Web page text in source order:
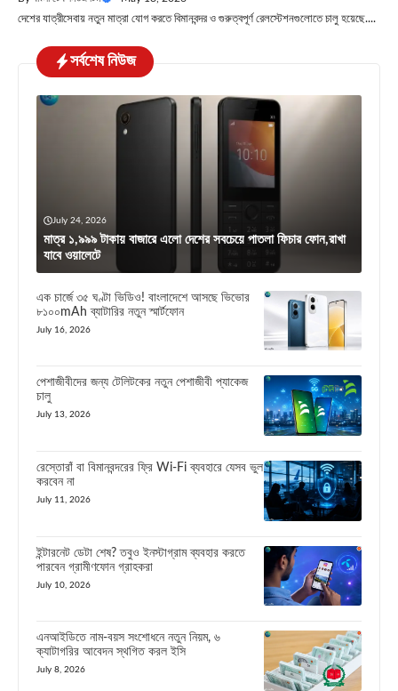
দেশের যাত্রীসেবায় নতুন মাত্রা যোগ করতে বিমানবন্দর ও গুরুত্বপূর্ণ রেলস্টেশনগুলোতে চালু হয়েছে....
সর্বশেষ নিউজ
July 24, 2026
মাত্র ১,৯৯৯ টাকায় বাজারে এলো দেশের সবচেয়ে পাতলা ফিচার ফোন,রাখা
যাবে ওয়ালেটে
এক চার্জে ৩৫ ঘণ্টা ভিডিও! বাংলাদেশে আসছে ভিভোর
৮১০০mAh ব্যাটারির নতুন স্মার্টফোন
July 16, 2026
পেশাজীবীদের জন্য টেলিটকের নতুন পেশাজীবী প্যাকেজ
চালু
July 13, 2026
রেস্তোরাঁ বা বিমানবন্দরের ফ্রি Wi-Fi ব্যবহারে যেসব ভুল
করবেন না
July 11, 2026
ইন্টারনেট ডেটা শেষ? তবুও ইনস্টাগ্রাম ব্যবহার করতে
পারবেন গ্রামীণফোন গ্রাহকরা
July 10, 2026
এনআইডিতে নাম-বয়স সংশোধনে নতুন নিয়ম, ৬
ক্যাটাগরির আবেদন স্থগিত করল ইসি
July 8, 2026